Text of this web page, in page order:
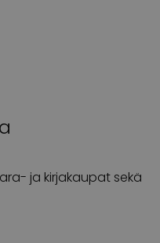
ja kirjakaupat sekä